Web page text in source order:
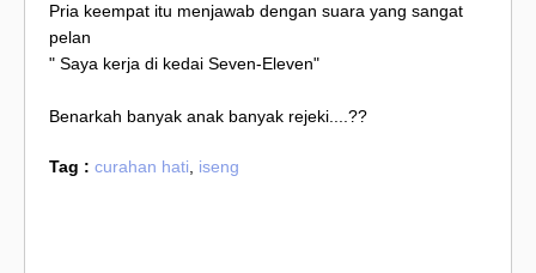
Pria keempat itu menjawab dengan suara yang sangat
pelan
" Saya kerja di kedai Seven-Eleven"
Benarkah banyak anak banyak rejeki....??
Tag : curahan hati iseng